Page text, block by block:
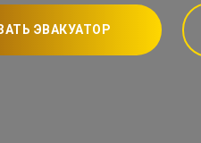
ЭВАКУАТОР